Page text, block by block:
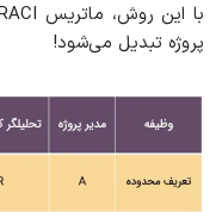
پروژه تبدیل می‌شود!